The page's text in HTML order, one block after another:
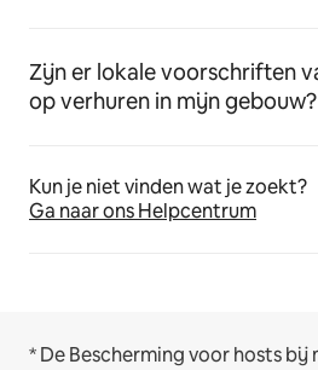
Zijn er lokale voorschriften
op verhuren in mijn gebouw?
Kun je niet vinden wat je zoekt?
Ga naar ons Helpcentrum
* De Bescherming voor hosts bij